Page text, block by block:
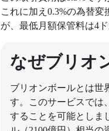
これに加え0.3%の為替
が、最低月額保管料は4
なぜブリオ
ブリオンボールとは世
す。このサービスでは
することを可能としま